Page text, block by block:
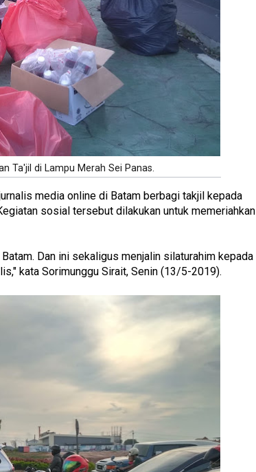
Ta'jil di Lampu Merah Sei Panas.
media online di Batam berbagi takjil kepada
sosial tersebut dilakukan untuk memeriahkan
Dan ini sekaligus menjalin silaturahim kepada
kata Sorimunggu Sirait, Senin (13/5-2019).